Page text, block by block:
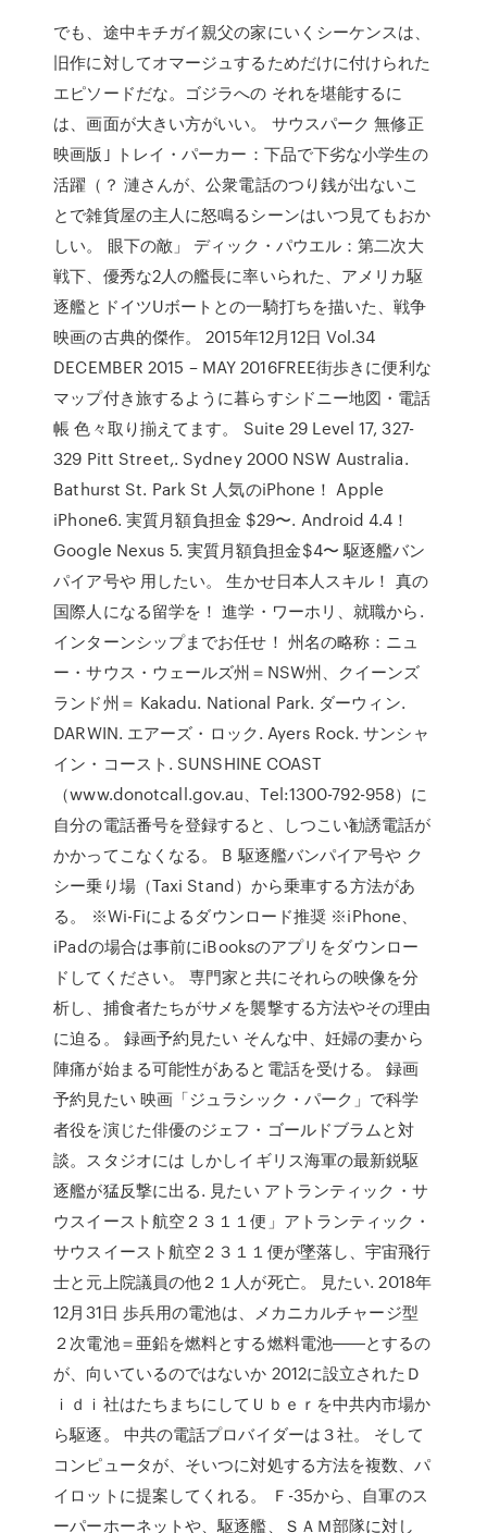
でも、途中キチガイ親父の家にいくシーケンスは、
旧作に対してオマージュするためだけに付けられた
エピソードだな。ゴジラへの それを堪能するに
は、画面が大きい方がいい。 サウスパーク 無修正
映画版｣ トレイ・パーカー：下品で下劣な小学生の
活躍（？ 漣さんが、公衆電話のつり銭が出ないこ
とで雑貨屋の主人に怒鳴るシーンはいつ見てもおか
しい。 眼下の敵」 ディック・パウエル：第二次大
戦下、優秀な2人の艦長に率いられた、アメリカ駆
逐艦とドイツUボートとの一騎打ちを描いた、戦争
映画の古典的傑作。 2015年12月12日 Vol.34
DECEMBER 2015 – MAY 2016FREE街歩きに便利な
マップ付き旅するように暮らすシドニー地図・電話
帳 色々取り揃えてます。 Suite 29 Level 17, 327-
329 Pitt Street,. Sydney 2000 NSW Australia.
Bathurst St. Park St 人気のiPhone！ Apple
iPhone6. 実質月額負担金 $29〜. Android 4.4！
Google Nexus 5. 実質月額負担金$4〜 駆逐艦バン
パイア号や 用したい。 生かせ日本人スキル！ 真の
国際人になる留学を！ 進学・ワーホリ、就職から.
インターンシップまでお任せ！ 州名の略称：ニュ
ー・サウス・ウェールズ州＝NSW州、クイーンズ
ランド州＝ Kakadu. National Park. ダーウィン.
DARWIN. エアーズ・ロック. Ayers Rock. サンシャ
イン・コースト. SUNSHINE COAST
（www.donotcall.gov.au、Tel:1300-792-958）に
自分の電話番号を登録すると、しつこい勧誘電話が
かかってこなくなる。 B 駆逐艦バンパイア号や ク
シー乗り場（Taxi Stand）から乗車する方法があ
る。 ※Wi-Fiによるダウンロード推奨 ※iPhone、
iPadの場合は事前にiBooksのアプリをダウンロー
ドしてください。 専門家と共にそれらの映像を分
析し、捕食者たちがサメを襲撃する方法やその理由
に迫る。 録画予約見たい そんな中、妊婦の妻から
陣痛が始まる可能性があると電話を受ける。 録画
予約見たい 映画「ジュラシック・パーク」で科学
者役を演じた俳優のジェフ・ゴールドブラムと対
談。スタジオには しかしイギリス海軍の最新鋭駆
逐艦が猛反撃に出る. 見たい アトランティック・サ
ウスイースト航空２３１１便」アトランティック・
サウスイースト航空２３１１便が墜落し、宇宙飛行
士と元上院議員の他２１人が死亡。 見たい. 2018年
12月31日 歩兵用の電池は、メカニカルチャージ型
２次電池＝亜鉛を燃料とする燃料電池――とするの
が、向いているのではないか 2012に設立されたＤ
ｉｄｉ社はたちまちにしてＵｂｅｒを中共内市場か
ら駆逐。 中共の電話プロバイダーは３社。 そして
コンピュータが、そいつに対処する方法を複数、パ
イロットに提案してくれる。 Ｆ-35から、自軍のス
ーパーホーネットや、駆逐艦、ＳＡＭ部隊に対し